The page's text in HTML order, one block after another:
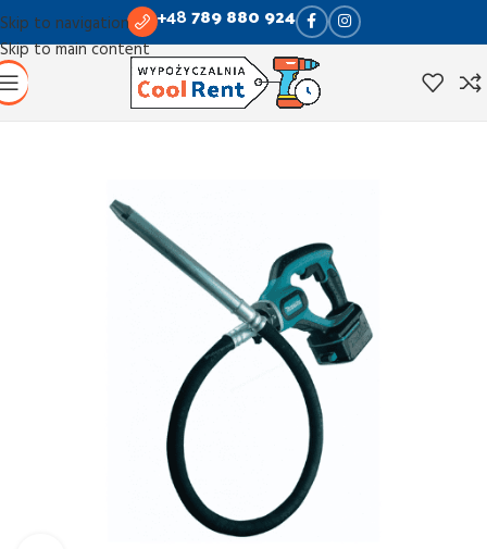
Skip to navigation
Skip to main content
+48789 880 924